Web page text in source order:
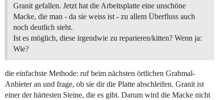
Granit gefallen. Jetzt hat die Arbeitsplatte eine unschöne
Macke, die man - da sie weiss ist - zu allem Überfluss auch
noch deutlich sieht.
Ist es möglich, diese irgendwie zu reparieren/kitten? Wenn ja:
Wie?
die einfachste Methode: ruf beim nächsten örtlichen Grabmal-
Anbieter an und frage, ob sie dir die Platte abschleifen. Granit ist
einer der härtesten Steine, die es gibt. Darum wird die Macke nicht